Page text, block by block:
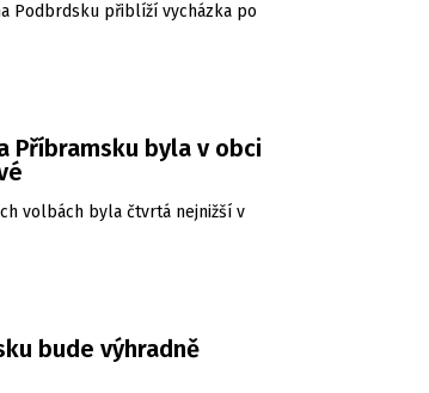
Podbrdsku přiblíží vycházka po
Příbramsku byla v obci
volbách byla čtvrtá nejnižší v
bude výhradně